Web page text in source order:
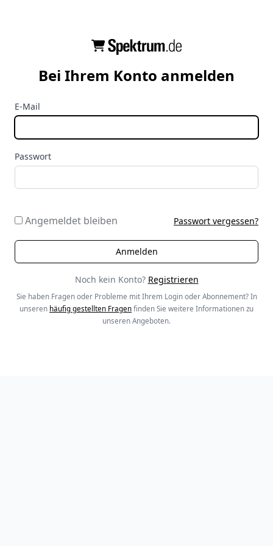
Bei Ihrem Konto anmelden
E-Mail
Passwort
Angemeldet bleiben Passwort vergessen?
Noch kein Konto? Registrieren
Sie haben Fragen oder Probleme mit Ihrem Login oder Abonnement? In
unseren häufig gestellten Fragen finden Sie weitere Informationen zu
unseren Angeboten.